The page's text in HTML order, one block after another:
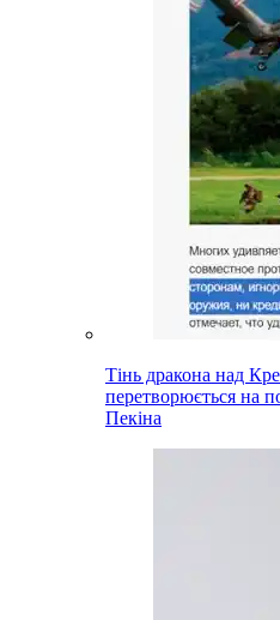
Тінь дракона над
перетворюється на
Пекіна